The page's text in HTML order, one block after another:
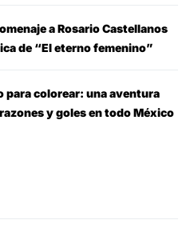
a Rosario Castellanos
de “El eterno femenino”
para colorear: una aventura
y goles en todo México